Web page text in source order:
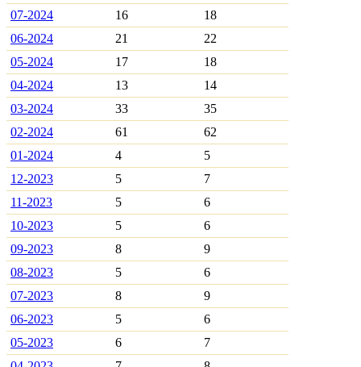
07-2024
16
18
06-2024
21
22
05-2024
17
18
04-2024
13
14
03-2024
33
35
02-2024
61
62
01-2024
4
5
12-2023
5
7
11-2023
5
6
10-2023
5
6
09-2023
8
9
08-2023
5
6
07-2023
8
9
06-2023
5
6
05-2023
6
7